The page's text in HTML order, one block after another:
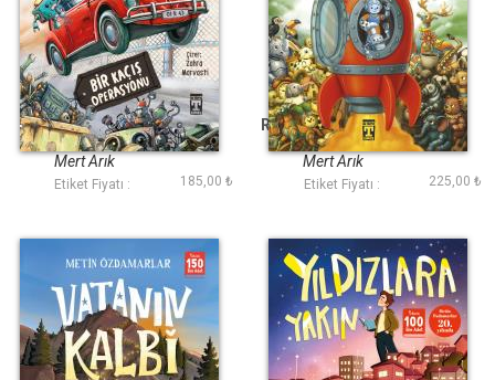
Robonlar
Mert Arık
Etiket Fiyatı : 185,00 ₺
Robonlar 2 Bir Hayal
Operasyonu
Mert Arık
Etiket Fiyatı : 225,00 ₺